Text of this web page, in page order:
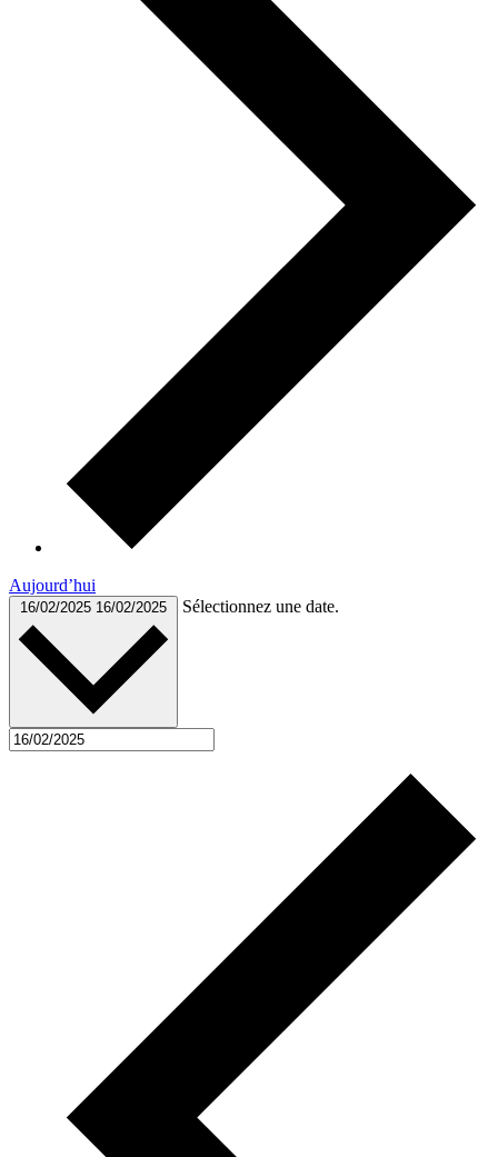
Aujourd’hui
16/02/2025 16/02/2025 Sélectionnez une date.